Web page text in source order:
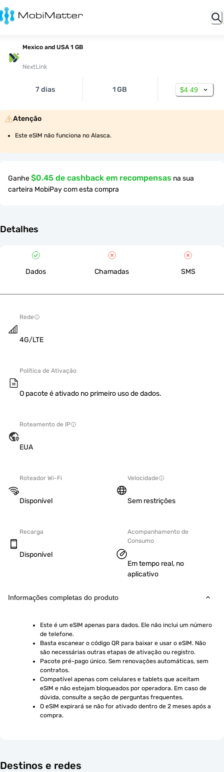
Mexico and USA 1 GB
NextLink
7 dias 1 GB $4.49
Atenção
Este eSIM não funciona no Alasca.
Ganhe$0.45 de cashback em recompensas na sua
carteira MobiPay com esta compra
Detalhes
Dados Chamadas SMS
Rede
4G/LTE
Política de Ativação
O pacote é ativado no primeiro uso de dados.
Roteamento de IP
EUA
Roteador Wi-Fi
Disponível
Velocidade
Sem restrições
Recarga
Disponível
Acompanhamento de
Consumo
Em tempo real, no
aplicativo
Informações completas do produto
Este é um eSIM apenas para dados. Ele não inclui um número
de telefone.
Basta escanear o código QR para baixar e usar o eSIM. Não
são necessárias outras etapas de ativação ou registro.
Pacote pré-pago único. Sem renovações automáticas, sem
contratos.
Compatível apenas com celulares e tablets que aceitam
eSIM e não estejam bloqueados por operadora. Em caso de
dúvida, consulte a seção de perguntas frequentes.
O eSIM expirará se não for ativado dentro de 2 meses após a
compra.
Destinos e redes